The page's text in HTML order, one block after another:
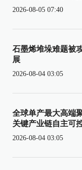
2026-08-05 07:40
石墨烯堆垛难题被
展
2026-08-04 03:05
全球单产最大高端
关键产业链自主可
2026-08-04 03:05